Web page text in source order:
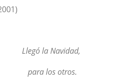
Llegó la Navidad,
otros.